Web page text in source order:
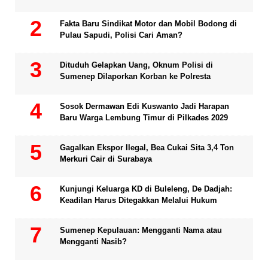
Fakta Baru Sindikat Motor dan Mobil Bodong di
Pulau Sapudi, Polisi Cari Aman?
Dituduh Gelapkan Uang, Oknum Polisi di
Sumenep Dilaporkan Korban ke Polresta
Sosok Dermawan Edi Kuswanto Jadi Harapan
Baru Warga Lembung Timur di Pilkades 2029
Gagalkan Ekspor Ilegal, Bea Cukai Sita 3,4 Ton
Merkuri Cair di Surabaya
Kunjungi Keluarga KD di Buleleng, De Dadjah:
Keadilan Harus Ditegakkan Melalui Hukum
Sumenep Kepulauan: Mengganti Nama atau
Mengganti Nasib?